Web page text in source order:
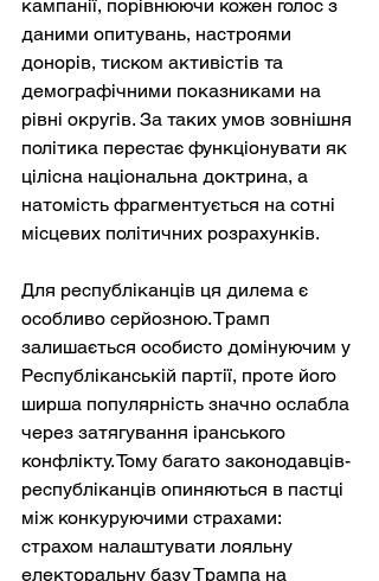
кампанії, порівнюючи кожен голос з
даними опитувань, настроями
донорів, тиском активістів та
демографічними показниками на
рівні округів. За таких умов зовнішня
політика перестає функціонувати як
цілісна національна доктрина, а
натомість фрагментується на сотні
місцевих політичних розрахунків.
Для республіканців ця дилема є
особливо серйозною. Трамп
залишається особисто домінуючим у
Республіканській партії, проте його
ширша популярність значно ослабла
через затягування іранського
конфлікту. Тому багато законодавців-
республіканців опиняються в пастці
між конкуруючими страхами:
страхом налаштувати лояльну
електоральну базу Трампа на